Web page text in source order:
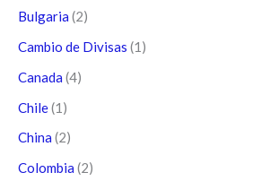
Bulgaria (2)
Cambio de Divisas (1)
Canada (4)
Chile(1)
China (2)
Colombia (2)